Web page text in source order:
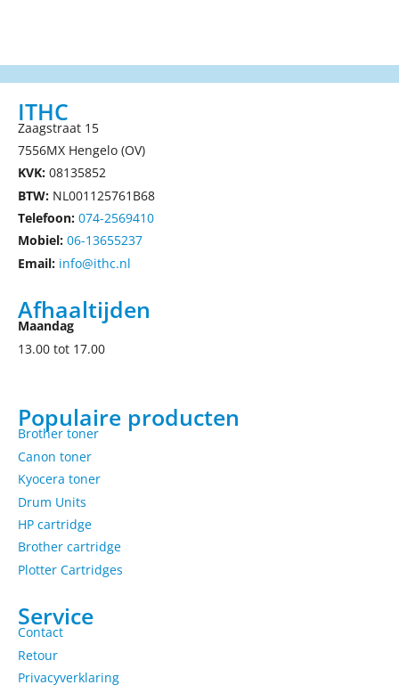
ITHC
Zaagstraat 15
7556MX Hengelo (OV)
KVK: 08135852
BTW: NL001125761B68
Telefoon: 074-2569410
Mobiel: 06-13655237
Email: info@ithc.nl
Afhaaltijden
Maandag
13.00 tot 17.00
Populaire producten
Brother toner
Canon toner
Kyocera toner
Drum Units
HP cartridge
Brother cartridge
Plotter Cartridges
Service
Contact
Retour
Privacyverklaring